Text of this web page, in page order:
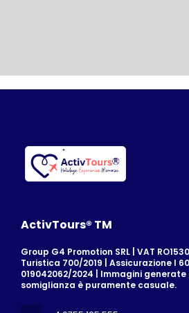
ActivTours® TM
Group G4 Promotion SRL | VAT
Turistica 700/2019 | Assicurazione I
019042062/2024 | Immagini generate
somiglianza è puramente casuale.